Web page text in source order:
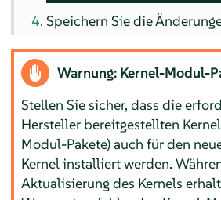
Speichern Sie die
Warnung: Kernel-Modul-
Stellen Sie sicher, dass die
Hersteller bereitgestellten
Modul-Pakete) auch für den
Kernel installiert werden.
Aktualisierung des Kernels